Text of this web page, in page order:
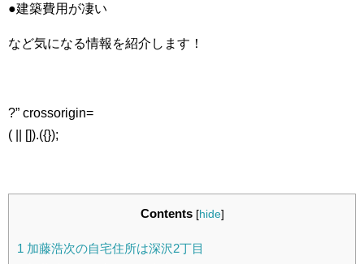
●建築費用が凄い
など気になる情報を紹介します！
?” crossorigin=
( || []).({});
Contents [hide]
1 加藤浩次の自宅住所は深沢2丁目